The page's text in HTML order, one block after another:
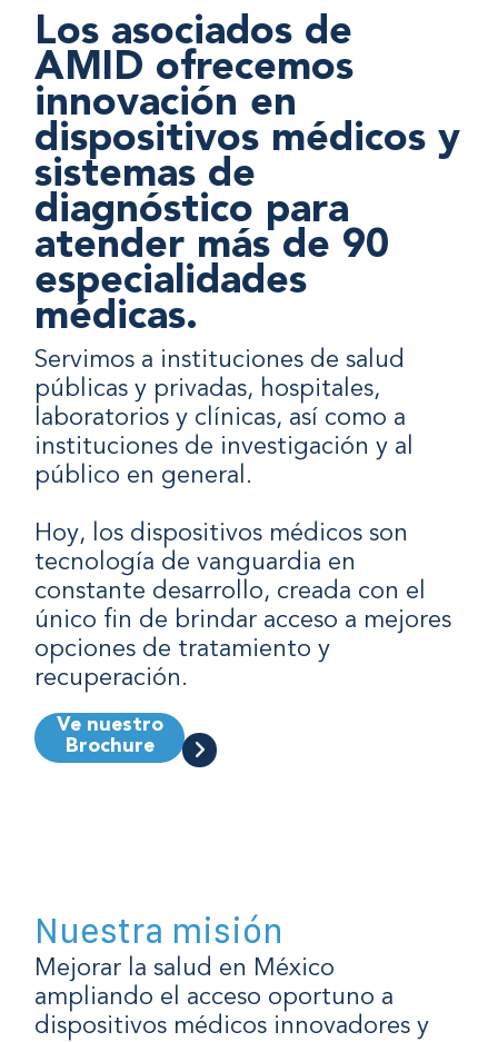
Los asociados de
AMID ofrecemos
innovación en
dispositivos médicos y
sistemas de
diagnóstico para
atender más de 90
especialidades
médicas.
Servimos a instituciones de salud
públicas y privadas, hospitales,
laboratorios y clínicas, así como a
instituciones de investigación y al
público en general.
Hoy, los dispositivos médicos son
tecnología de vanguardia en
constante desarrollo, creada con el
único fin de brindar acceso a mejores
opciones de tratamiento y
recuperación.
Ve nuestro
Brochure
Nuestra misión
Mejorar la salud en México
ampliando el acceso oportuno a
dispositivos médicos innovadores y